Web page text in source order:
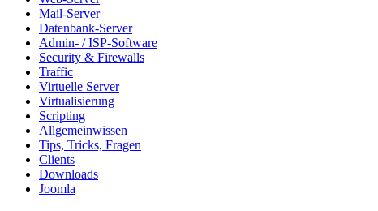
Mail-Server
Datenbank-Server
Admin- / ISP-Software
Security & Firewalls
Traffic
Virtuelle Server
Virtualisierung
Scripting
Allgemeinwissen
Tips, Tricks, Fragen
Clients
Downloads
Joomla